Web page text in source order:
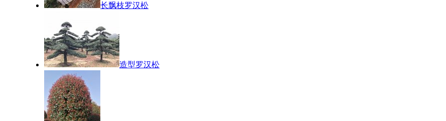
长飘枝罗汉松
造型罗汉松